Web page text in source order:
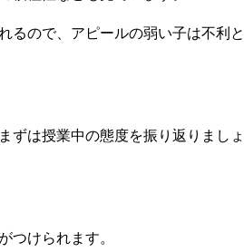
るので、アピールの弱い子は不利と
ずは授業中の態度を振り返りましょ
つけられます。